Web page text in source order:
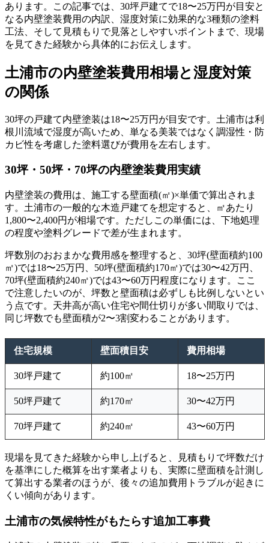
あります。この記事では、30坪戸建てで18〜25万円が目安と
なる内壁塗装費用の内訳、湿度対策に効果的な3種類の塗料
工法、そして見積もりで見落としやすいポイントまで、現場
を見てきた経験から具体的にお伝えします。
土浦市の内壁塗装費用相場と湿度対策
の関係
30坪の戸建て内壁塗装は18〜25万円が目安です。土浦市は利
根川流域で湿度が高いため、単なる美装ではなく調湿性・防
カビ性を考慮した塗料選びが費用を左右します。
30坪・50坪・70坪の内壁塗装費用実績
内壁塗装の費用は、施工する壁面積(㎡)×単価で算出されま
す。土浦市の一般的な木造戸建てを想定すると、㎡あたり
1,800〜2,400円が相場です。ただしこの単価には、下地処理
の程度や塗料グレードで差が生まれます。
坪数別のおおまかな費用感を整理すると、30坪(壁面積約100
㎡)では18〜25万円、50坪(壁面積約170㎡)では30〜42万円、
70坪(壁面積約240㎡)では43〜60万円程度になります。ここ
で注意したいのが、坪数と壁面積は必ずしも比例しないとい
う点です。天井高が高い住宅や間仕切りが多い間取りでは、
同じ坪数でも壁面積が2〜3割変わることがあります。
住宅規模 壁面積目安 費用相場
30坪戸建て 約100㎡ 18〜25万円
50坪戸建て 約170㎡ 30〜42万円
70坪戸建て 約240㎡ 43〜60万円
現場を見てきた経験から申し上げると、見積もりで坪数だけ
を基準にした概算を出す業者よりも、実際に壁面積を計測し
て算出する業者のほうが、後々の追加費用トラブルが起きに
くい傾向があります。
土浦市の気候特性がもたらす追加工事費